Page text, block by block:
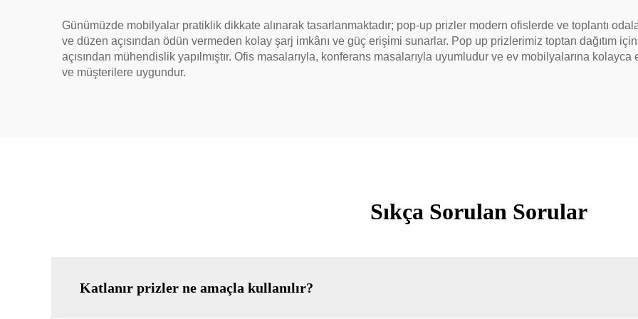
Günümüzde mobilyalar pratiklik dikkate alınarak tasarlanmaktadır; pop-up prizler modern ofislerde ve toplantı
ve düzen açısından ödün vermeden kolay şarj imkânı ve güç erişimi sunarlar. Pop up prizlerimiz toptan dağıtım
açısından mühendislik yapılmıştır. Ofis masalarıyla, konferans masalarıyla uyumludur ve ev mobilyalarına
ve müşterilere uygundur.
Sıkça Sorulan Sorular
Katlanır prizler ne amaçla kullanılır?